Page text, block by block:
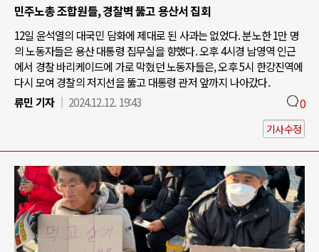
민주노총 조합원들, 경찰벽 뚫고 용산서 집회
12일 윤석열의 대국민 담화에 제대로 된 사과는 없었다. 분노한 1만 명
의 노동자들은 용산 대통령 집무실을 향했다. 오후 4시경 남영역 인근
에서 경찰 바리케이드에 가로 막혔던 노동자들은, 오후 5시 한강진역에
다시 모여 경찰의 저지선을 뚫고 대통령 관저 앞까지 나아갔다.
류민 기자
2024.12.12. 19:43 0
기사수정